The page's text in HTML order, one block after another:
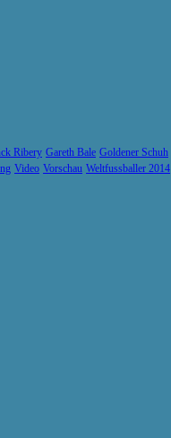
Ribery Gareth Bale Goldener Schuh
Video Vorschau Weltfussballer 2014